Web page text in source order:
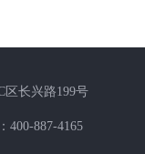
区长兴路199号
400-887-4165